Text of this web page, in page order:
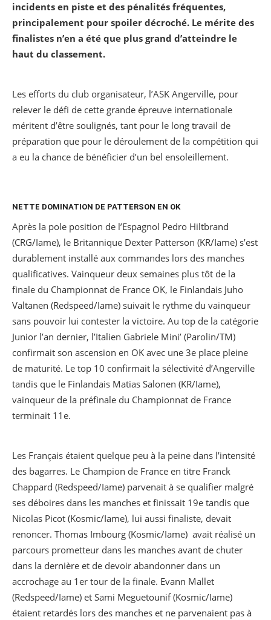
incidents en piste et des pénalités fréquentes,
principalement pour spoiler décroché. Le mérite des
finalistes n’en a été que plus grand d’atteindre le
haut du classement.
Les efforts du club organisateur, l’ASK Angerville, pour
relever le défi de cette grande épreuve internationale
méritent d’être soulignés, tant pour le long travail de
préparation que pour le déroulement de la compétition qui
a eu la chance de bénéficier d’un bel ensoleillement.
NETTE DOMINATION DE PATTERSON EN OK
Après la pole position de l’Espagnol Pedro Hiltbrand
(CRG/Iame), le Britannique Dexter Patterson (KR/Iame) s’est
durablement installé aux commandes lors des manches
qualificatives. Vainqueur deux semaines plus tôt de la
finale du Championnat de France OK, le Finlandais Juho
Valtanen (Redspeed/Iame) suivait le rythme du vainqueur
sans pouvoir lui contester la victoire. Au top de la catégorie
Junior l’an dernier, l’Italien Gabriele Mini’ (Parolin/TM)
confirmait son ascension en OK avec une 3e place pleine
de maturité. Le top 10 confirmait la sélectivité d’Angerville
tandis que le Finlandais Matias Salonen (KR/Iame),
vainqueur de la préfinale du Championnat de France
terminait 11e.
Les Français étaient quelque peu à la peine dans l’intensité
des bagarres. Le Champion de France en titre Franck
Chappard (Redspeed/Iame) parvenait à se qualifier malgré
ses déboires dans les manches et finissait 19e tandis que
Nicolas Picot (Kosmic/Iame), lui aussi finaliste, devait
renoncer. Thomas Imbourg (Kosmic/Iame) avait réalisé un
parcours prometteur dans les manches avant de chuter
dans la dernière et de devoir abandonner dans un
accrochage au 1er tour de la finale. Evann Mallet
(Redspeed/Iame) et Sami Meguetounif (Kosmic/Iame)
étaient retardés lors des manches et ne parvenaient pas à